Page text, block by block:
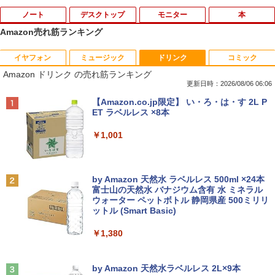
ノート
1
【8/05.8/10限定！お買い物マラソン×5の
つく日｜ポイント最大49.5倍】【中古・
本体のみ・コードあり・充電器付き】Le
novo 300e Chromebook 2nd Gen 81M
B0034JP Bランク【日曜日以外即日発
送】【送料無料】
￥5,380
MS限定クーポンあり! 高性能 第10世代 C
eleron CPUにアップグレード中! 中古ノ
ートパソコン Windows11 SSD換装対応
中古パソコン ノート Windows11 おまか
e付き ノートパソコン 中古 パソコン ノ
￥19,800
デスクトップ
1
【高速SSD128GB＋大容量HDD500GB】
超小型・省スペース 中古デスクトップP
C ミニPC 中古パソコン メモリ4GB Win
dows11 Microsoft Office2024 Dell Opt
iPlex 3070 第9世代 Core i3-9100T 無線
LAN USB3.0
￥22,980
Dell OptiPlex 3050 SFF 第7世代 Core i
5 メモリ16GB SSD 512GB Office付き H
DMI Windows11 デスクトップパソコン
中古パソコン
￥32,800
モニター
1
HP ProDisplay P222va 液晶モニター 2
1.5インチワイド 黒 ブラック 1920×1080
（フルHD）白色LEDバックライト VAパ
ネル ミニ D-sub VGA DisplayPort ディ
スプレイ【中古】
2
ーアームガス式液晶ディスプレイアーム
15-32インチ対応 耐荷重2-6.5kg 3軸 垂
直 水平 多関節 JN-GB12SV JN-GB12SV
JN-GB12SV
￥5,437
本
1
あさドラ！（10） （ビッグ コミックス
〔スペシャル〕） [ 浦沢直樹 ]
￥990
￥880
ミウラ折り小冊子付き 宇宙兄弟（46）
Amazon売れ筋ランキング
イヤフォン
Anker Soundcore P40i オフホワイト
Anker Soundcore P31i ブラック
￥4,990
ラック
ミュージック
BRUCE WAYNE feat. Flo Milli, ATL Jacob
[Explicit]
￥250
BRUCE WAYNE feat. Flo Milli, ATL Jacob
[Explicit]
￥250
ドリンク
Amazon ドリンク の売れ筋ランキング
更新日時：2026/08/06 06:06
【Amazon.co.jp限定】 い・ろ・は・す 2L P
ET ラベルレス ×8本
￥1,001
by Amazon 天然水 ラベルレス 500ml ×24本
富士山の天然水 バナジウム含有 水 ミネラル
ウォーター ペットボトル 静岡県産 500ミリリ
ットル (Smart Basic)
￥1,380
by Amazon 天然水ラベルレス 2L×9本
コミック